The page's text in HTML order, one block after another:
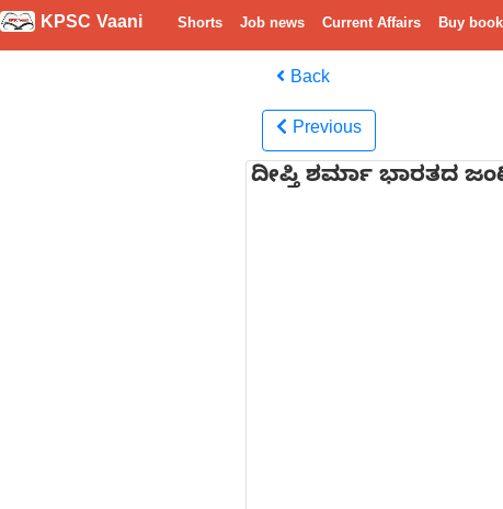
KPSC Vaani Shorts Job news Current Affairs Buy
Back
Previous
ದೀಪ್ತಿ ಶರ್ಮಾ ಭಾರತದ